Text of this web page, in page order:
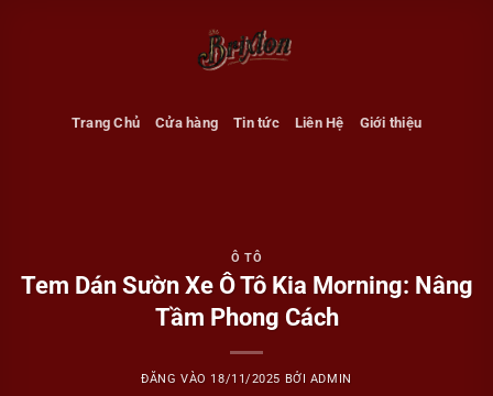
Trang Chủ Cửa hàng Tin tức Liên Hệ Giới thiệu
Ô TÔ
Tem Dán Sườn Xe Ô Tô Kia Morning: Nâng
Tầm Phong Cách
ĐĂNG VÀO 18/11/2025 BỞI ADMIN